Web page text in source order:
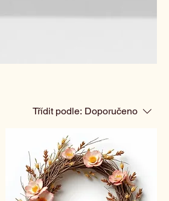
Třídit podle: Doporučeno